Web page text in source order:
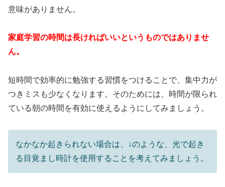
意味がありません。
家庭学習の時間は長ければいいというものではありませ
ん。
短時間で効率的に勉強する習慣をつけることで、集中力が
つきミスも少なくなります。そのためには、時間が限られ
ている朝の時間を有効に使えるようにしてみましょう。
なかなか起きられない場合は、↓のような、光で起き
る目覚まし時計を使用することを考えてみましょう。